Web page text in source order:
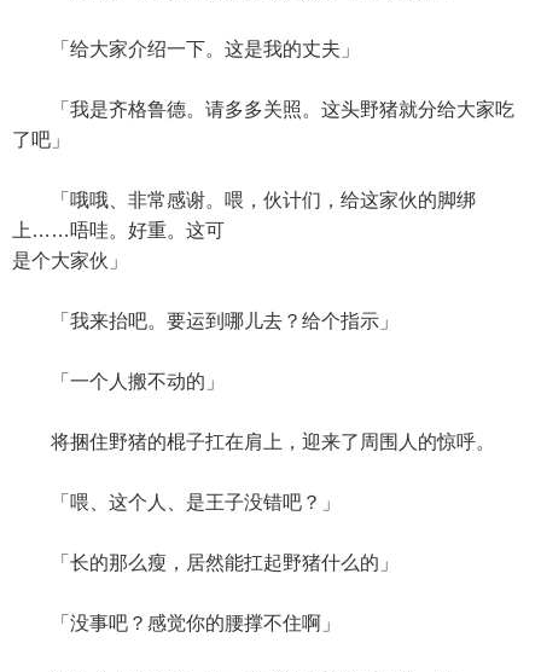
「给大家介绍一下。这是我的丈夫」
「我是齐格鲁德。请多多关照。这头野猪就分给大家吃
了吧」
「哦哦、非常感谢。喂，伙计们，给这家伙的脚绑
上……唔哇。好重。这可
是个大家伙」
「我来抬吧。要运到哪儿去？给个指示」
「一个人搬不动的」
将捆住野猪的棍子扛在肩上，迎来了周围人的惊呼。
「喂、这个人、是王子没错吧？」
「长的那么瘦，居然能扛起野猪什么的」
「没事吧？感觉你的腰撑不住啊」